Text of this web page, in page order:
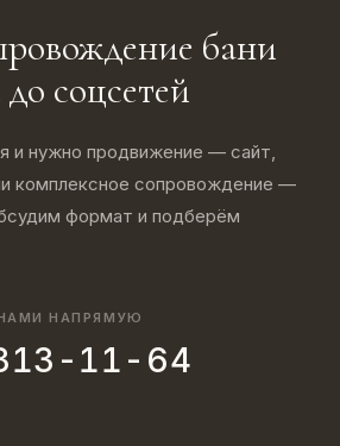
бани
соцсетей
и нужно продвижение — сайт,
комплексное сопровождение —
формат и подберём
НАПРЯМУЮ
11-64